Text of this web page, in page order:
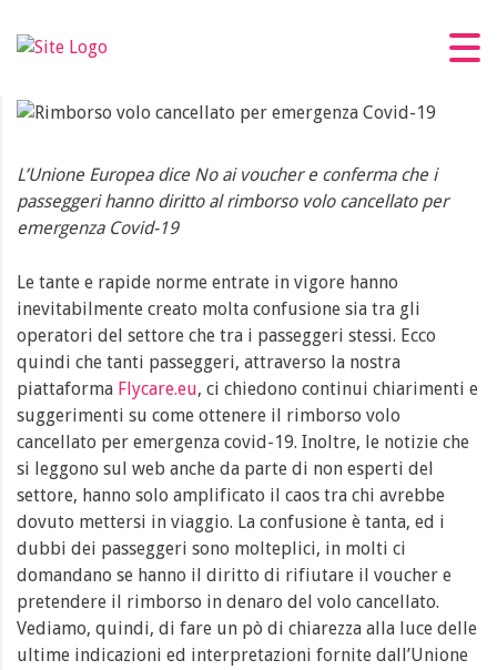
Covid-19
L’Unione Europea dice No ai voucher e conferma che i
passeggeri hanno diritto al rimborso volo cancellato per
emergenza Covid-19
Le tante e rapide norme entrate in vigore hanno
inevitabilmente creato molta confusione sia tra gli
operatori del settore che tra i passeggeri stessi. Ecco
quindi che tanti passeggeri, attraverso la nostra
piattaforma Flycare.eu, ci chiedono continui chiarimenti e
suggerimenti su come ottenere il rimborso volo
cancellato per emergenza covid-19. Inoltre, le notizie che
si leggono sul web anche da parte di non esperti del
settore, hanno solo amplificato il caos tra chi avrebbe
dovuto mettersi in viaggio. La confusione è tanta, ed i
dubbi dei passeggeri sono molteplici, in molti ci
domandano se hanno il diritto di rifiutare il voucher e
pretendere il rimborso in denaro del volo cancellato.
Vediamo, quindi, di fare un pò di chiarezza alla luce delle
ultime indicazioni ed interpretazioni fornite dall’Unione